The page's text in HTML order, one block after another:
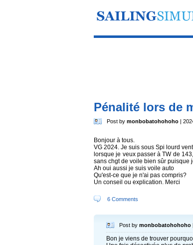
Pénalité lors de
Post by monbobatohohoho |
Bonjour à tous.
VG 2024. Je suis sous Spi lourd
lorsque je veux passer à TW de
sans chgt de voile bien sûr puisque
Ah oui aussi je suis voile auto
Qu'est-ce que je n'ai pas compris?
Un conseil ou explication. Merci
6 Comments
Post by monbobatohohoho
Bon je viens de trouver